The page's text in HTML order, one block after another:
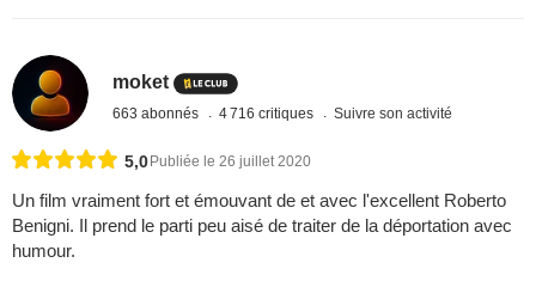
moket
663 abonnés 4 716 critiques Suivre son activité
5,0 Publiée le 26 juillet 2020
Un film vraiment fort et émouvant de et avec l'excellent Roberto
Benigni. Il prend le parti peu aisé de traiter de la déportation avec
humour.